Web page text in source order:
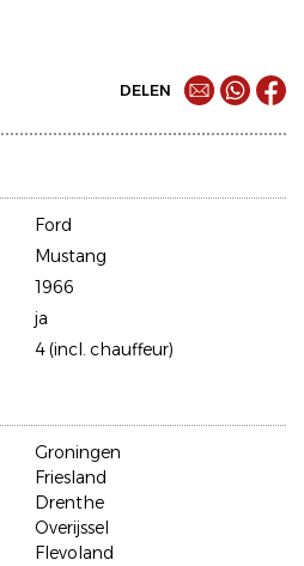
DELEN
Ford
Mustang
1966
ja
4 (incl. chauffeur)
Groningen
Friesland
Drenthe
Overijssel
Flevoland